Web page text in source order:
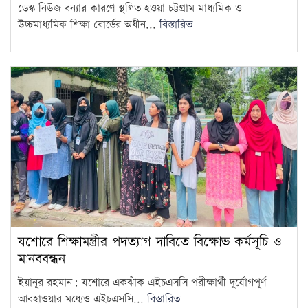
14
সরাসরি কথা বলার সুযোগ দেওয়ায়
এলএনজি টার্মিনাল চালু, কমতে
পারে গ্যাস সংকট
ডেস্ক নিউজ বন্যার কারণে স্থগিত হওয়া চট্টগ্রাম মাধ্যমিক ও
উচ্চমাধ্যমিক শিক্ষা বোর্ডের অধীন...বিস্তারিত
যশোরে শিক্ষামন্ত্রীর পদত্যাগ দাবিতে বিক্ষোভ কর্মসূচি ও
মানববন্ধন
ইয়ানূর রহমান: যশোরে একঝাঁক এইচএসসি পরীক্ষার্থী দুর্যোগপূর্ণ
আবহাওয়ার মধ্যেও এইচএসসি...বিস্তারিত